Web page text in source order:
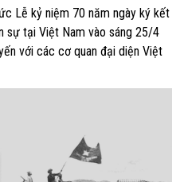
Lễ kỷ niệm 70 năm ngày ký kết
sự tại Việt Nam vào sáng 25/4
với các cơ quan đại diện Việt